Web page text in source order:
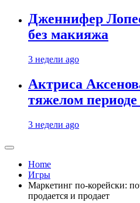
Дженнифер
без макияжа
3 недели ago
Актриса
тяжелом
3 недели ago
Home
Игры
Маркетинг по-корейски:
продается и продает